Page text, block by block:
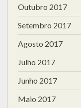
Outubro 2017
Setembro 2017
Agosto 2017
Julho 2017
Junho 2017
Maio 2017